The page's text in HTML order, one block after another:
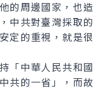
的周邊國家，也造
中共對臺灣採取的
定的重視，就是很
中華人民共和國
共的一省」，而故